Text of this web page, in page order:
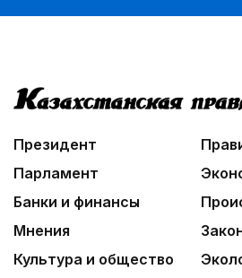
Президент
Парламент
Банки и финансы
Мнения
Культура и общество